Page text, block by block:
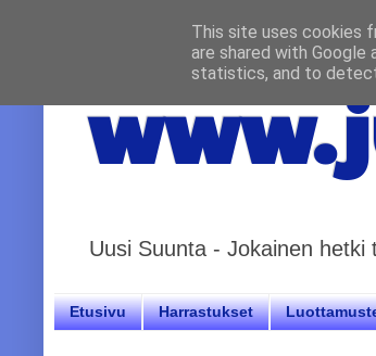
Uusi Suunta - Jokainen
Etusivu Harrastukset
This site uses cookies
are shared with
statistics, and to